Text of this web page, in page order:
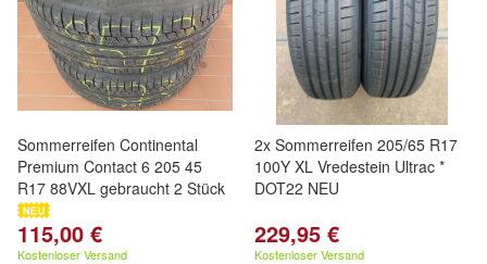
Sommerreifen Continental
Premium Contact 6 205 45
R17 88VXL gebraucht 2 Stück
115,00 €
Kostenloser Versand
2x Sommerreifen 205/65 R17
100Y XL Vredestein Ultrac *
DOT22 NEU
229,95 €
Kostenloser Versand